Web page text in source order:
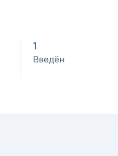
1
Введён